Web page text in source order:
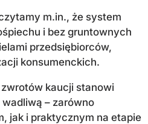
m.in., że system
i bez gruntownych
przedsiębiorców,
konsumenckich.
kaucji stanowi
– zarówno
jak i praktycznym na etapie